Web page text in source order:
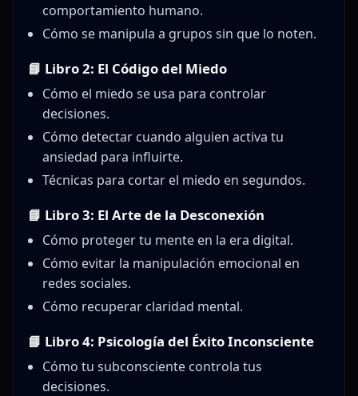
comportamiento humano.
Cómo se manipula a grupos sin que lo noten.
📘 Libro 2: El Código del Miedo
Cómo el miedo se usa para controlar
decisiones.
Cómo detectar cuando alguien activa tu
ansiedad para influirte.
Técnicas para cortar el miedo en segundos.
📘 Libro 3: El Arte de la Desconexión
Cómo proteger tu mente en la era digital.
Cómo evitar la manipulación emocional en
redes sociales.
Cómo recuperar claridad mental.
📘 Libro 4: Psicología del Éxito Inconsciente
Cómo tu subconsciente controla tus
decisiones.